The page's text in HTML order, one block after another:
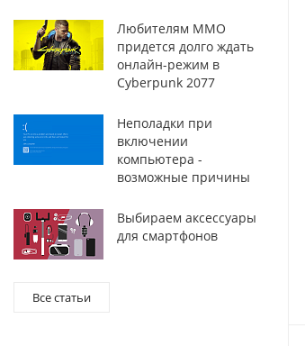
Любителям MMO
придется долго ждать
онлайн-режим в
Cyberpunk 2077
Неполадки при
включении
компьютера -
возможные причины
Выбираем аксессуары
для смартфонов
Все статьи